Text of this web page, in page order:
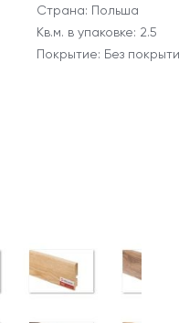
Страна: Польша
Кв.м. в упаковке: 2.5
Покрытие: Без